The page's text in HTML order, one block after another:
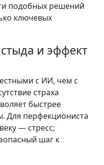
подобных решений
ключевых
и эффект
с ИИ, чем с
страха
быстрее
Для перфекциониста
— стресс;
шаг к